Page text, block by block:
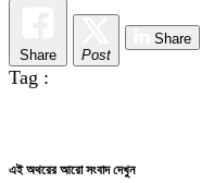
Share Post
Share
Tag :
এই অথরের আরো সংবাদ দেখুন